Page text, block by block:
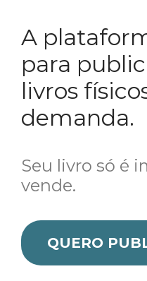
A
para
livros
demanda.
Seu livro só é
vende.
QUERO